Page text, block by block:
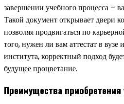
завершении учебного процесса –
Такой документ открывает двери
позволяя продвигаться по
того, нужен ли вам аттестат в
института, корректный подход
будущее процветание.
Преимущества приобретения